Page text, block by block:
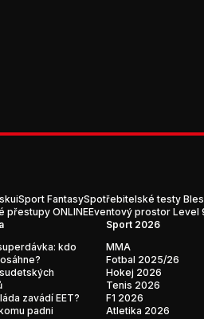
iSport FantasySpotřebitelské testy
přestupy ONLINEEventový prostor Level
kdo
zavádí EET?
padni
Sport 2026
MMA
Fotbal 2025/26
Hokej 2026
Tenis 2026
F1 2026
Atletika 2026